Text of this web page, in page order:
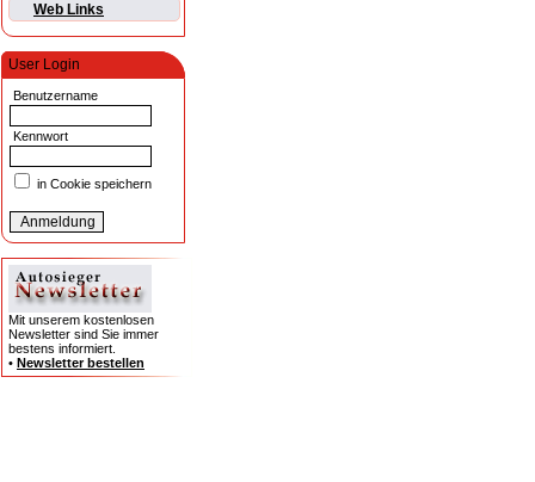
Web Links
User Login
Benutzername
Kennwort
in Cookie speichern
Mit unserem kostenlosen
Newsletter sind Sie immer
bestens informiert.
• Newsletter bestellen